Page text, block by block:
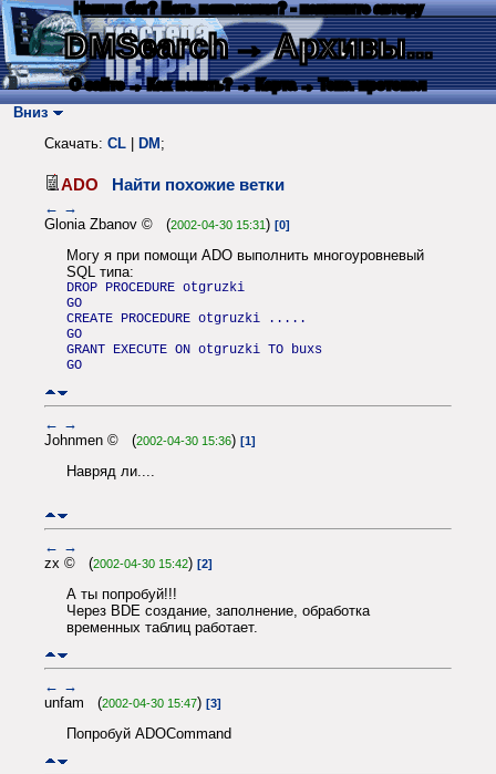
Нашли баг? Есть пожелания? - напишите автору
DMSearch→ Архивы...
О сайте → Как искать? → Карта → Текс. протокол
Вниз
Скачать: CL DM ;
ADO Найти похожие ветки
← →
Glonia Zbanov © (2002-04-30 15:31) [0]
Могу я при помощи ADO выполнить многоуровневый
SQL типа:
DROP PROCEDURE otgruzki
GO
CREATE PROCEDURE otgruzki .....
GO
GRANT EXECUTE ON otgruzki TO buxs
GO
← →
Johnmen © (2002-04-30 15:36) [1]
Навряд ли....
← →
zx © (2002-04-30 15:42) [2]
А ты попробуй!!!
Через BDE создание, заполнение, обработка
временных таблиц работает.
← →
unfam (2002-04-30 15:47) [3]
Попробуй ADOCommand